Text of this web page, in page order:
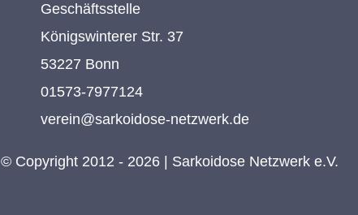
Geschäftsstelle
Königswinterer Str. 37
53227 Bonn
01573-7977124
verein@sarkoidose-netzwerk.de
© Copyright 2012 - 2026 | Sarkoidose Netzwerk e.V.